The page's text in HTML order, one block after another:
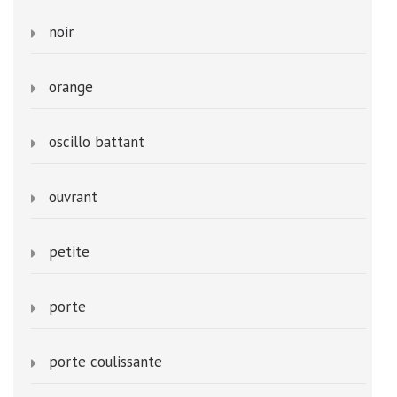
noir
orange
oscillo battant
ouvrant
petite
porte
porte coulissante